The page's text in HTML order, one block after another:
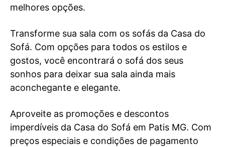
melhores opções.
Transforme sua sala com os sofás da Casa do
Sofá. Com opções para todos os estilos e
gostos, você encontrará o sofá dos seus
sonhos para deixar sua sala ainda mais
aconchegante e elegante.
Aproveite as promoções e descontos
imperdíveis da Casa do Sofá em Patis MG. Com
preços especiais e condições de pagamento